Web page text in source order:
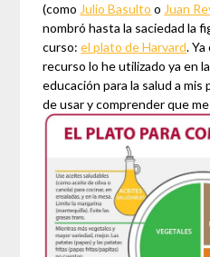
(como Julio Basulto o Juan
nombró hasta la saciedad la
curso:el plato de Harvard.
recurso lo he utilizado ya en
educación para la salud a
de usar y comprender que